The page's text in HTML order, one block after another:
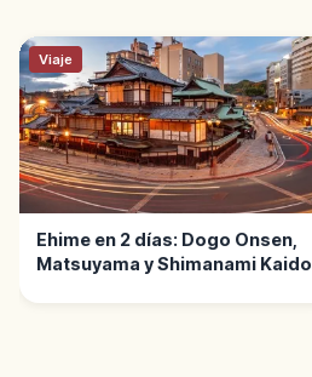
Viaje
Ehime en 2 días: Dogo Onsen,
Matsuyama y Shimanami Kaido